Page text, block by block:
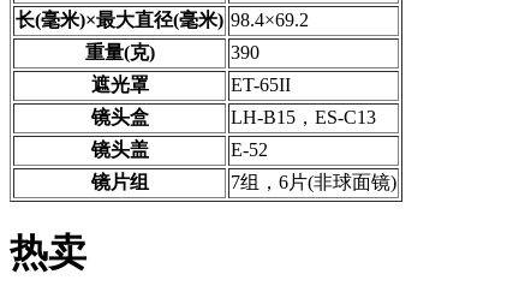
长(毫米)×最大直径(毫米) 98.4×69.2
重量(克)
390
遮光罩
ET-65II
镜头盒
LH-B15，ES-C13
镜头盖
E-52
镜片组
7组，6片(非球面镜)
热卖